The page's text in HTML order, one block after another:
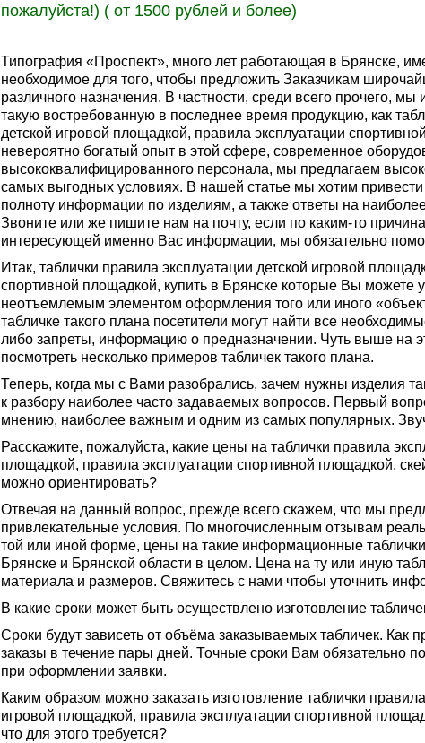
пожалуйста!) ( от 1500 рублей и более)
Типография «Проспект», много лет работающая в Брянске,
необходимое для того, чтобы предложить Заказчикам
различного назначения. В частности, среди всего прочего, мы
такую востребованную в последнее время продукцию, как
детской игровой площадкой, правила эксплуатации
невероятно богатый опыт в этой сфере, современное
высококвалифицированного персонала, мы предлагаем
самых выгодных условиях. В нашей статье мы хотим
полноту информации по изделиям, а также ответы на
Звоните или же пишите нам на почту, если по каким-то
интересующей именно Вас информации, мы обязательно
Итак, таблички правила эксплуатации детской игровой
спортивной площадкой, купить в Брянске которые Вы можете
неотъемлемым элементом оформления того или иного
табличке такого плана посетители могут найти все
либо запреты, информацию о предназначении. Чуть выше на
посмотреть несколько примеров табличек такого плана.
Теперь, когда мы с Вами разобрались, зачем нужны изделия
к разбору наиболее часто задаваемых вопросов. Первый
мнению, наиболее важным и одним из самых популярных.
Расскажите, пожалуйста, какие цены на таблички правила
площадкой, правила эксплуатации спортивной площадкой,
можно ориентировать?
Отвечая на данный вопрос, прежде всего скажем, что мы
привлекательные условия. По многочисленным отзывам
той или иной форме, цены на такие информационные
Брянске и Брянской области в целом. Цена на ту или иную
материала и размеров. Свяжитесь с нами чтобы уточнить
В какие сроки может быть осуществлено изготовление
Сроки будут зависеть от объёма заказываемых табличек. Как
заказы в течение пары дней. Точные сроки Вам обязательно
при оформлении заявки.
Каким образом можно заказать изготовление таблички
игровой площадкой, правила эксплуатации спортивной
что для этого требуется?